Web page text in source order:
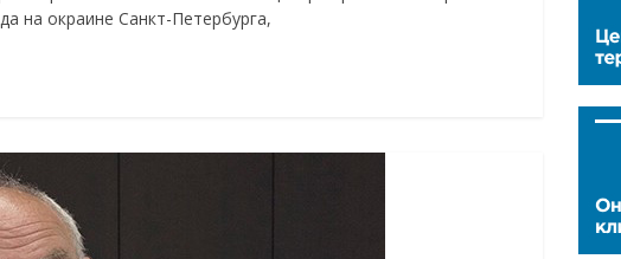
на окраине Санкт-Петербурга,